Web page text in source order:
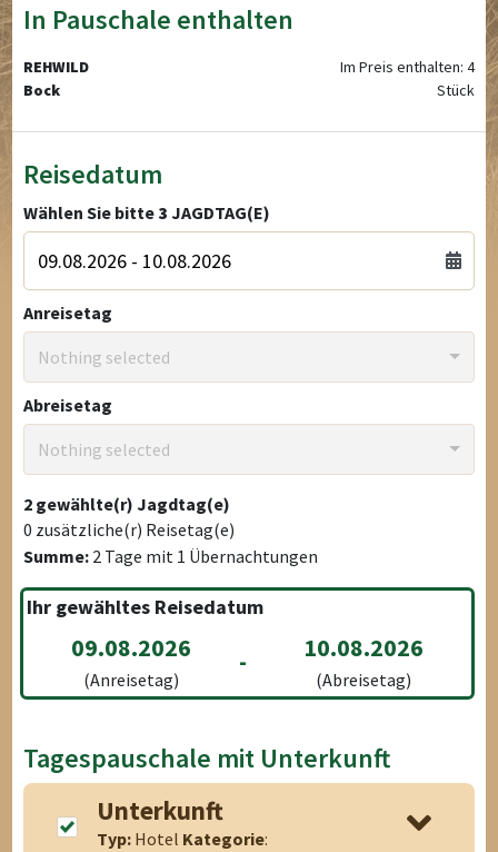
In Pauschale enthalten
REHWILD
Bock
Im Preis enthalten: 4
Stück
Reisedatum
Wählen Sie bitte 3 JAGDTAG(E)
Anreisetag
Nothing selected
Abreisetag
Nothing selected
2 gewählte(r) Jagdtag(e)
0 zusätzliche(r) Reisetag(e)
Summe: 2 Tage mit 1 Übernachtungen
Ihr gewähltes Reisedatum
09.08.2026
(Anreisetag)
- 10.08.2026
(Abreisetag)
Tagespauschale mit Unterkunft
Unterkunft
Typ: Hotel Kategorie: